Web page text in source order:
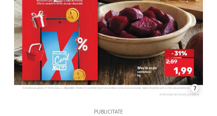
7
PUBLICITATE